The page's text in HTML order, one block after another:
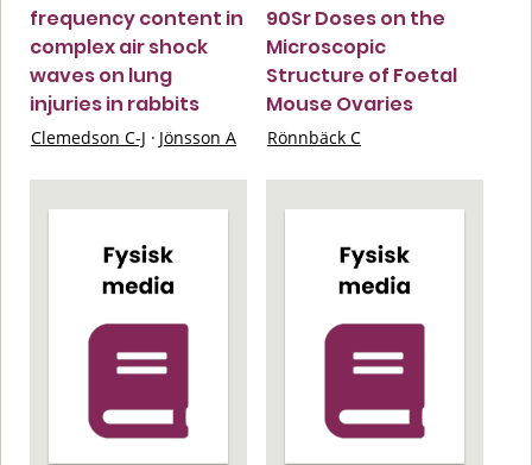
frequency content in
complex air shock
waves on lung
injuries in rabbits
Clemedson C-J · Jönsson A
90Sr Doses on the
Microscopic
Structure of Foetal
Mouse Ovaries
Rönnbäck C